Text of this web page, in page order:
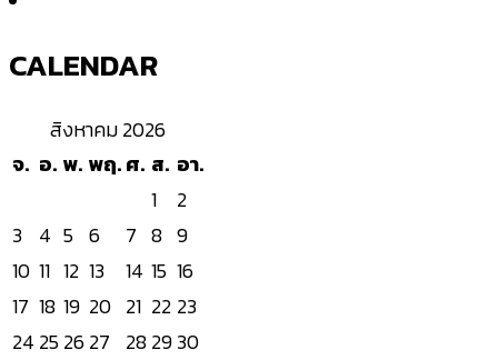
CALENDAR
สิงหาคม 2026
จ. อ. พ. พฤ.ศ. ส. อา.
1
2
3 4 5 6 7 8 9
10 11 12 13 14 15 16
17 18 19 20 21 22 23
24 2526 27 282930